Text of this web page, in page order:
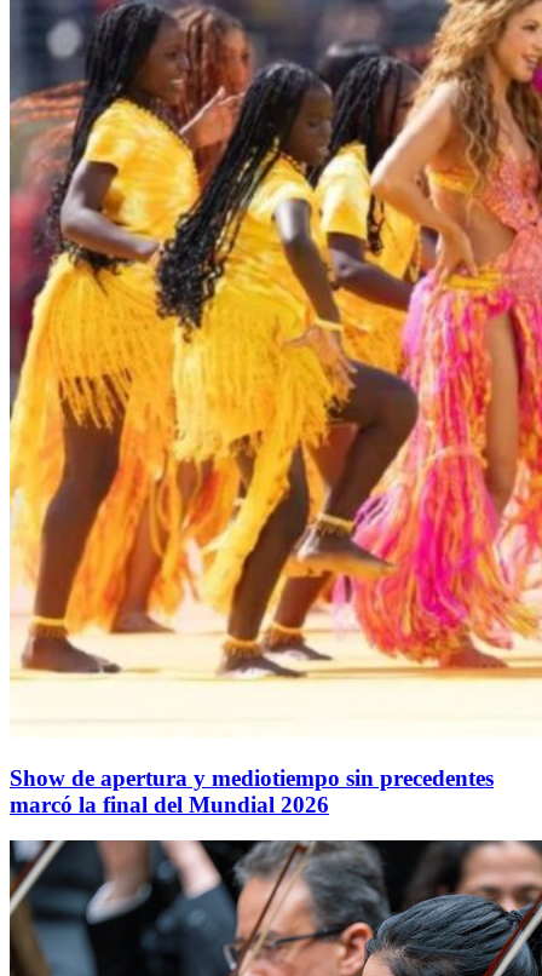
Show de apertura y mediotiempo sin precedentes
marcó la final del Mundial 2026